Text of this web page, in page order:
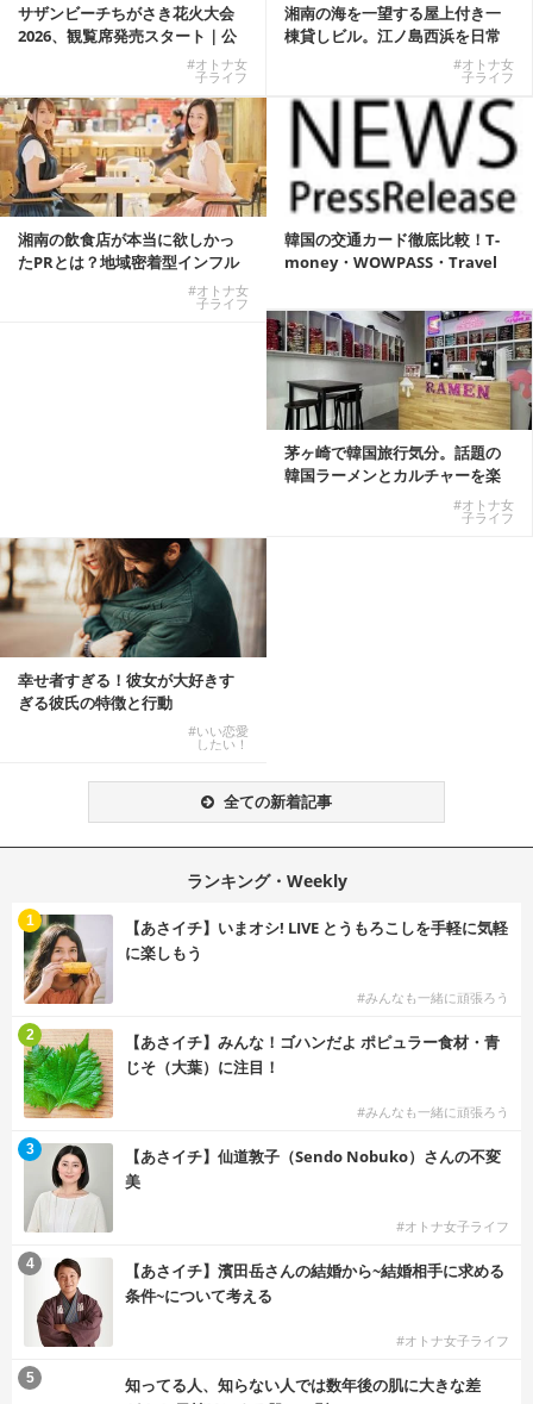
サザンビーチちがさき花火大会
2026、観覧席発売スタート｜公
#オトナ女
子ライフ
湘南の海を一望する屋上付き一
棟貸しビル。江ノ島西浜を日常
#オトナ女
子ライフ
湘南の飲食店が本当に欲しかっ
たPRとは？地域密着型インフル
#オトナ女
子ライフ
韓国の交通カード徹底比較！T-
money・WOWPASS・Travel
茅ヶ崎で韓国旅行気分。話題の
韓国ラーメンとカルチャーを楽
#オトナ女
子ライフ
幸せ者すぎる！彼女が大好きす
ぎる彼氏の特徴と行動
#いい恋愛
したい！
全ての新着記事
ランキング・Weekly
【あさイチ】いまオシ! LIVE とうもろこしを手軽に気軽
に楽しもう
#みんなも一緒に頑張ろう
1
【あさイチ】みんな！ゴハンだよ ポピュラー食材・青
じそ（大葉）に注目！
#みんなも一緒に頑張ろう
2
【あさイチ】仙道敦子（Sendo Nobuko）さんの不変
美
#オトナ女子ライフ
3
【あさイチ】濱田岳さんの結婚から~結婚相手に求める
条件~について考える
#オトナ女子ライフ
4
知ってる人、知らない人では数年後の肌に大きな差
5